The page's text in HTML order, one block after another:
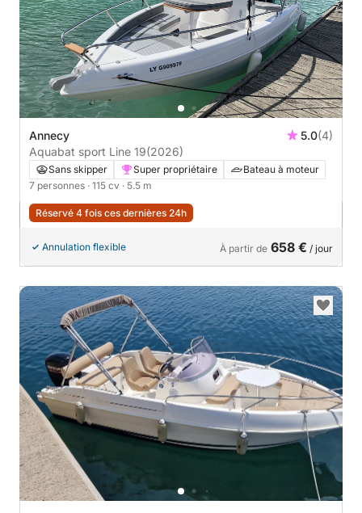
Annecy 5.0(4)
Aquabat sport Line 19(2026)
Sans skipper Super propriétaire
Bateau à moteur
7 personnes · 115 cv · 5.5 m
Réservé 4 fois ces dernières 24h
Annulation flexible À partir de 658 € / jour